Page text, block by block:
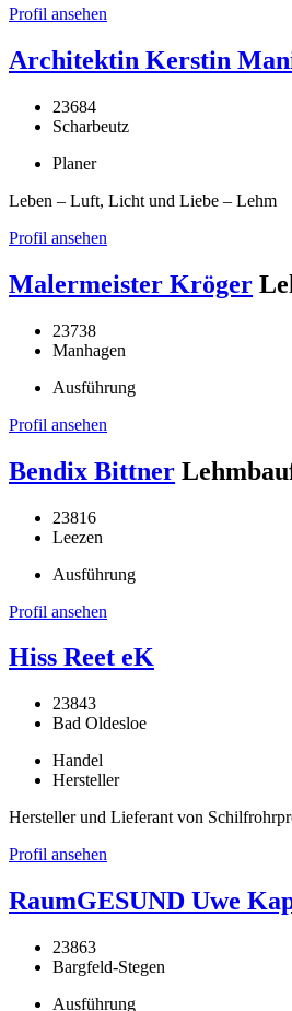
Profil ansehen
Architektin Kerstin
23684
Scharbeutz
Planer
Leben – Luft, Licht und Liebe – Lehm
Profil ansehen
Malermeister Kröger
23738
Manhagen
Ausführung
Profil ansehen
Bendix Bittner
23816
Leezen
Ausführung
Profil ansehen
Hiss Reet eK
23843
Bad Oldesloe
Handel
Hersteller
Hersteller und Lieferant von
Profil ansehen
RaumGESUND Uwe
23863
Bargfeld-Stegen
Ausführung